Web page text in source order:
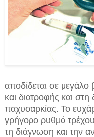
αποδίδεται σε
και διατροφής και
παχυσαρκίας. Το
γρήγορο ρυθμό
τη διάγνωση και την